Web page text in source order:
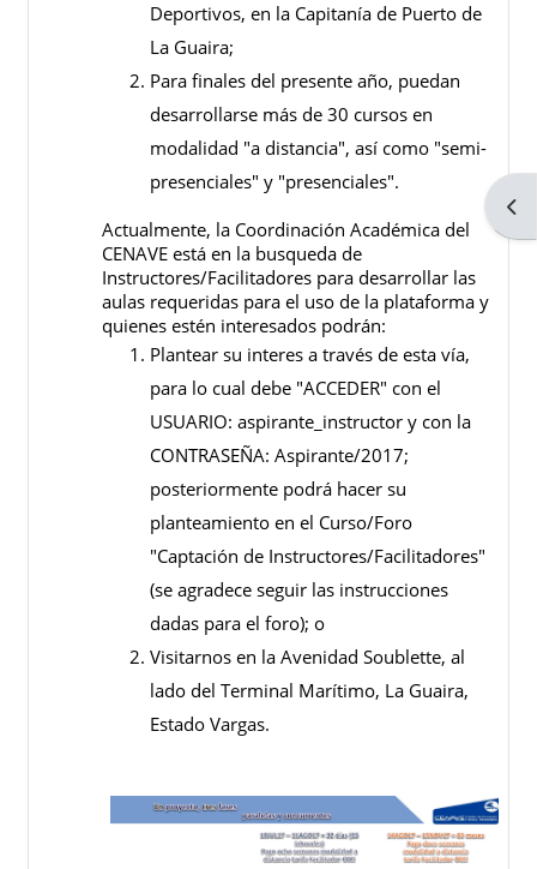
Deportivos, en la Capitanía de Puerto de
La Guaira;
Para finales del presente año, puedan
desarrollarse más de 30 cursos en
modalidad "a distancia", así como "semi-
presenciales" y "presenciales".
Actualmente, la Coordinación Académica del
CENAVE está en la busqueda de
Instructores/Facilitadores para desarrollar las
aulas requeridas para el uso de la plataforma y
quienes estén interesados podrán:
Plantear su interes a través de esta vía,
para lo cual debe "ACCEDER" con el
USUARIO: aspirante_instructor y con la
CONTRASEÑA: Aspirante/2017;
posteriormente podrá hacer su
planteamiento en el Curso/Foro
"Captación de Instructores/Facilitadores"
(se agradece seguir las instrucciones
dadas para el foro); o
Visitarnos en la Avenidad Soublette, al
lado del Terminal Marítimo, La Guaira,
Estado Vargas.